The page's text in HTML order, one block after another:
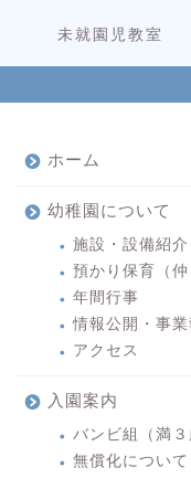
未就園児教室
ホーム
幼稚園について
施設・設備紹介
預かり保育（仲
年間行事
情報公開・事業
アクセス
入園案内
バンビ組（満３
無償化について